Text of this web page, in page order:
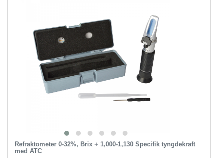
Refraktometer 0-32%, Brix + 1,000-1,130 Specifik tyngdekraft
med ATC